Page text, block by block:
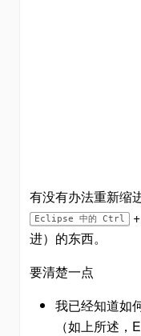
有没有办法重新缩
Eclipse 中的 Ctrl +
进）的东西。
要清楚一点
我已经知道如
（如上所述